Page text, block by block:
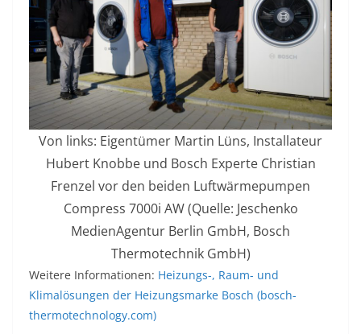
Von links: Eigentümer Martin Lüns, Installateur
Hubert Knobbe und Bosch Experte Christian
Frenzel vor den beiden Luftwärmepumpen
Compress 7000i AW (Quelle: Jeschenko
MedienAgentur Berlin GmbH, Bosch
Thermotechnik GmbH)
Weitere Informationen: Heizungs-, Raum- und
Klimalösungen der Heizungsmarke Bosch (bosch-
thermotechnology.com)